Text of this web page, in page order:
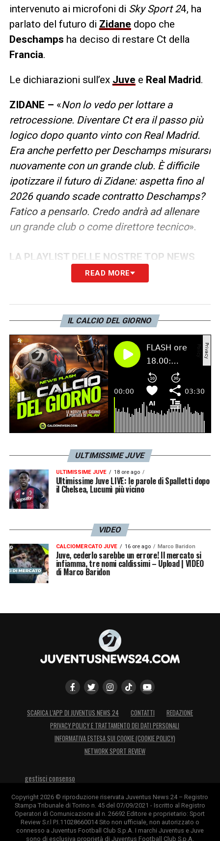
intervenuto ai microfoni di Sky Sport 24, ha
parlato del futuro di Zidane dopo che
Deschamps ha deciso di restare Ct della
Francia.
Le dichiarazioni sull’ex Juve e Real Madrid.
ZIDANE – «Non lo vedo per lottare a
retrocessione. Diventare Ct era il passo più
logico dopo quanto vinto con Real Madrid.
Era anche perfetto per Deschamps misurarsi
nuovamente con un grande club. È difficile
ipotizzare il futuro di Zidane: aspetta fino al
2026 quando scade contratto Deschamps?
Fatico a pensarlo. Credo andrà ad allenare
un grande club o come direttore tecnico».
LA PLAYLIST DELLE NOSTRE TOP NEWS
READ MORE
IL CALCIO DEL GIORNO
ULTIMISSIME JUVE
ULTIMISSIME JUVE 18 ore ago
Ultimissime Juve LIVE: le parole di Spalletti dopo
il Chelsea, Lucumì più vicino
VIDEO
CALCIOMERCATO JUVE 16 ore ago Marco Baridon
Juve, cederlo sarebbe un errore! Il mercato si
infiamma, tre nomi caldissimi – Upload | VIDEO
di Marco Baridon
SCARICA L’APP DI JUVENTUS NEWS 24 CONTATTI
REDAZIONE
PRIVACY POLICY E TRATTAMENTO DEI DATI PERSONALI
INFORMATIVA ESTESA SUI COOKIE (COOKIE POLICY)
NETWORK SPORT REVIEW
gestisci consenso
Copyright 2026 © riproduzione riservata Juventus News 24 – Registro
Stampa Tribunale di Torino n. 45 del 07/09/2021 - Iscritto al Registro
Operatori di Comunicazione al n. 26692 Editore e proprietario: Sport
Review S.r.l P.I.11028660014 Sito non ufficiale, non autorizzato o
connesso a Juventus Football Club S.p.A. I marchi Juventus e Juve
sono di esclusiva proprietà di Juventus Football Club S.p.A.